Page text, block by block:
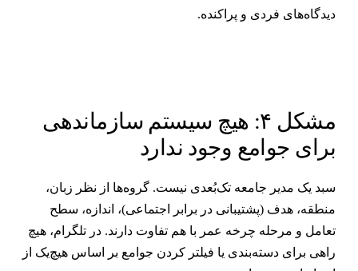
فردی و پراکنده.
مشکل ۴: هیچ سیستم سازماندهی
جوامع وجود ندارد
یک مدیر جامعه تک‌بُعدی نیست. گروه‌ها از نظر زبان،
هدف (پشتیبانی در برابر اجتماعی)، اندازه، سطح
و مرحله چرخه عمر با هم تفاوت دارند. در تلگرام، هیچ
برای دسته‌بندی یا فیلتر کردن جوامع بر اساس هیچ‌یک از